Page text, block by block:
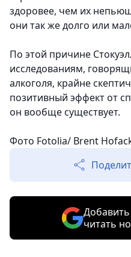
здоровее, чем их
они так же долго или
По этой причине
исследованиям,
алкоголя, крайне
позитивный эффект от
он вообще существует.
Фото Fotolia/ Brent
читать